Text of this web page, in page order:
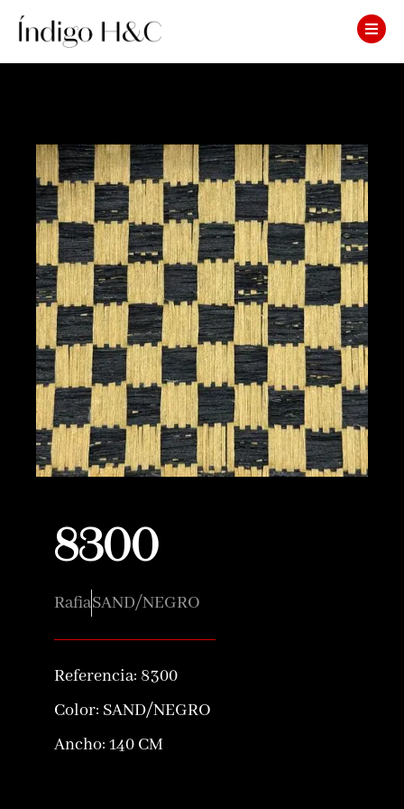
8300
RafiaSAND/NEGRO
Referencia: 8300
Color: SAND/NEGRO
Ancho: 140 CM